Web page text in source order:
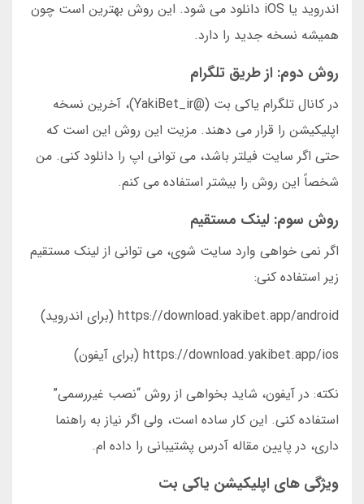
اندروید یا iOS دانلود می شود. این روش بهترین است چون
همیشه نسخه جدید را دارد.
روش دوم: از طریق تلگرام
در کانال تلگرام یاکی بت (@YakiBet_ir)، آخرین نسخه
اپلیکیشن را قرار می دهند. مزیت این روش این است که
حتی اگر سایت فیلتر باشد، می توانی اپ را دانلود کنی. من
شخصاً این روش را بیشتر استفاده می کنم.
روش سوم: لینک مستقیم
اگر نمی خواهی وارد سایت شوی، می توانی از لینک مستقیم
زیر استفاده کنی:
https://download.yakibet.app/android (برای اندروید)
https://download.yakibet.app/ios (برای آیفون)
نکته: در آیفون، شاید بخواهی از روش “نصب غیررسمی”
استفاده کنی. این کار ساده است، ولی اگر نیاز به راهنما
داری، در پایین مقاله آدرس پشتیبانی را داده ام.
ویژگی های اپلیکیشن یاکی بت